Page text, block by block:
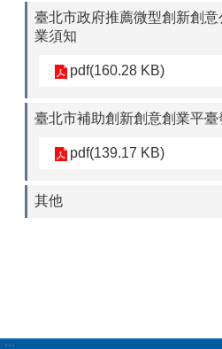
臺北市政府推薦微型創新創
業須知
pdf(160.28 KB)
臺北市補助創新創意創業平
pdf(139.17 KB)
其他